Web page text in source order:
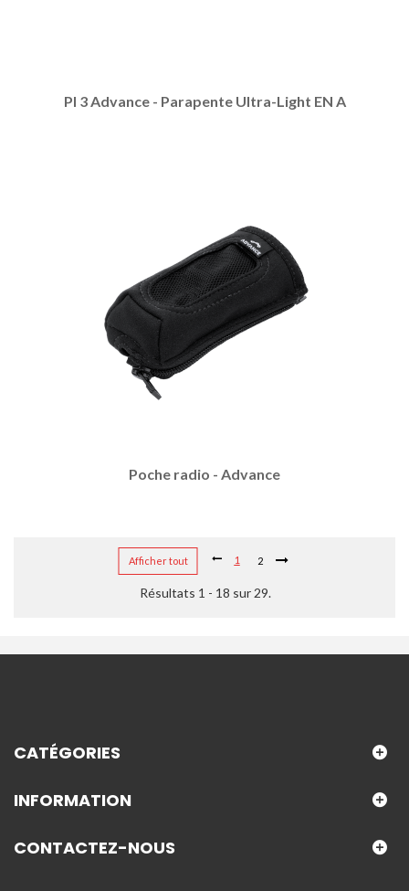
PI 3 Advance - Parapente Ultra-Light EN A
Poche radio - Advance
Afficher tout 1 2
Résultats 1 - 18 sur 29.
CATÉGORIES
INFORMATION
CONTACTEZ-NOUS